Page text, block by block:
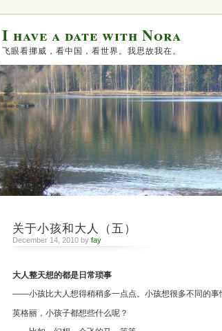
I have a date with Nora
飞眼看挪威，看中国，看世界。我思故我在。
关于小孩和大人（五）
December 14, 2010 by fay
大人整天想的都是日常琐事
——小孩比大人想得稍稍多一点点。小孩想很多不同的事
英格丽，小孩子都想些什么呢？